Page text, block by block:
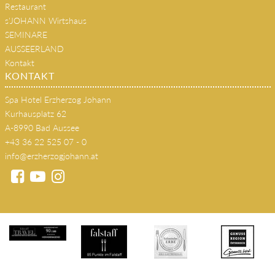
Restaurant
s'JOHANN Wirtshaus
SEMINARE
AUSSEERLAND
Kontakt
KONTAKT
Spa Hotel Erzherzog Johann
Kurhausplatz 62
A-8990 Bad Aussee
+43 36 22 525 07 - 0
info@erzherzogjohann.at